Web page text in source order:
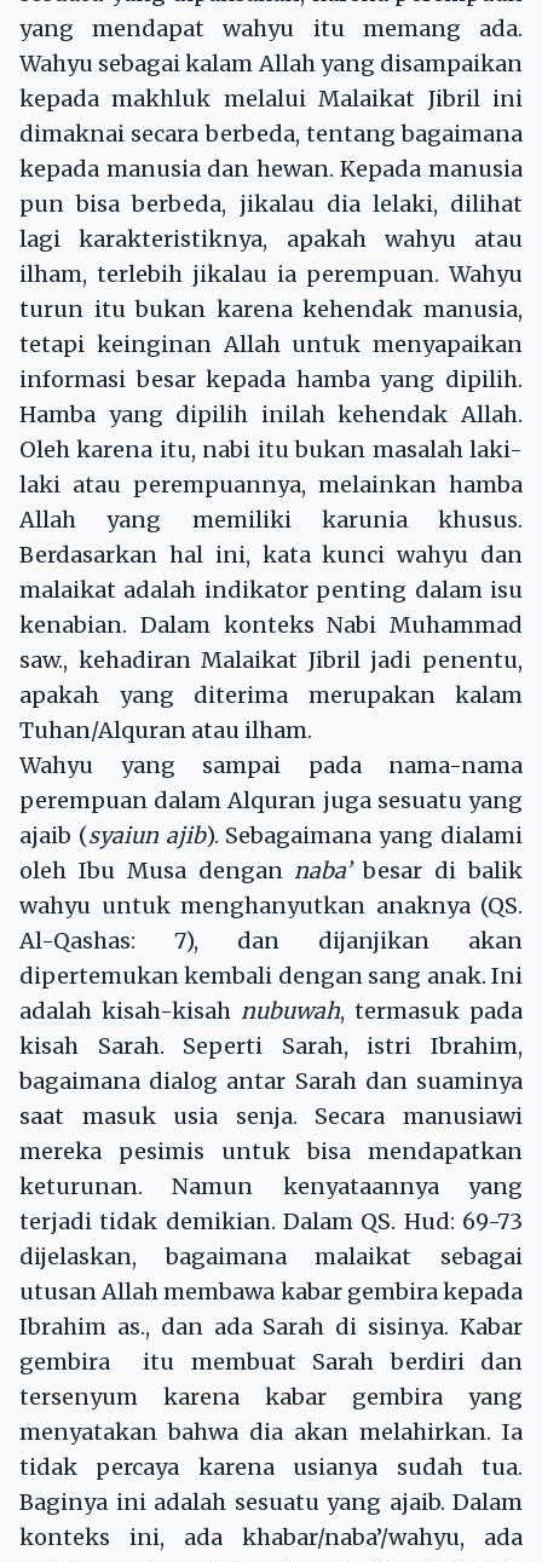
yang mendapat wahyu itu memang ada.
Wahyu sebagai kalam Allah yang disampaikan
kepada makhluk melalui Malaikat Jibril ini
dimaknai secara berbeda, tentang bagaimana
kepada manusia dan hewan. Kepada manusia
pun bisa berbeda, jikalau dia lelaki, dilihat
lagi karakteristiknya, apakah wahyu atau
ilham, terlebih jikalau ia perempuan. Wahyu
turun itu bukan karena kehendak manusia,
tetapi keinginan Allah untuk menyapaikan
informasi besar kepada hamba yang dipilih.
Hamba yang dipilih inilah kehendak Allah.
Oleh karena itu, nabi itu bukan masalah laki-
laki atau perempuannya, melainkan hamba
Allah yang memiliki karunia khusus.
Berdasarkan hal ini, kata kunci wahyu dan
malaikat adalah indikator penting dalam isu
kenabian. Dalam konteks Nabi Muhammad
saw., kehadiran Malaikat Jibril jadi penentu,
apakah yang diterima merupakan kalam
Tuhan/Alquran atau ilham.
Wahyu yang sampai pada nama-nama
perempuan dalam Alquran juga sesuatu yang
ajaib (syaiun ajib). Sebagaimana yang dialami
oleh Ibu Musa dengannaba’besar di balik
wahyu untuk menghanyutkan anaknya (QS.
Al-Qashas: 7), dan dijanjikan akan
dipertemukan kembali dengan sang anak. Ini
adalah kisah-kisah nubuwah, termasuk pada
kisah Sarah. Seperti Sarah, istri Ibrahim,
bagaimana dialog antar Sarah dan suaminya
saat masuk usia senja. Secara manusiawi
mereka pesimis untuk bisa mendapatkan
keturunan. Namun kenyataannya yang
terjadi tidak demikian. Dalam QS. Hud: 69-73
dijelaskan, bagaimana malaikat sebagai
utusan Allah membawa kabar gembira kepada
Ibrahim as., dan ada Sarah di sisinya. Kabar
gembira itu membuat Sarah berdiri dan
tersenyum karena kabar gembira yang
menyatakan bahwa dia akan melahirkan. Ia
tidak percaya karena usianya sudah tua.
Baginya ini adalah sesuatu yang ajaib. Dalam
konteks ini, ada khabar/naba’/wahyu, ada